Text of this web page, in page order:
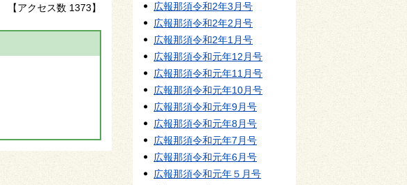
【アクセス数 1373】
広報那須令和2年3月号
広報那須令和2年2月号
広報那須令和2年1月号
広報那須令和元年12月号
広報那須令和元年11月号
広報那須令和元年10月号
広報那須令和元年9月号
広報那須令和元年8月号
広報那須令和元年7月号
広報那須令和元年6月号
広報那須令和元年５月号